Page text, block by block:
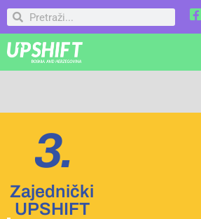
3.
Zajednički
UPSHIFT